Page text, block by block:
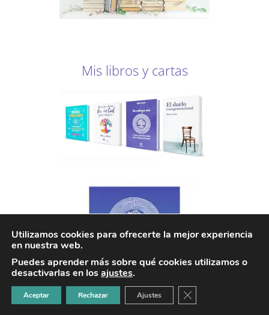
Mis libros y cartas
Utilizamos cookies para ofrecerte la mejor experiencia
en nuestra web.
Puedes aprender más sobre qué cookies utilizamos o
desactivarlas en losajustes.
Aceptar Rechazar Ajustes CERRAR EL